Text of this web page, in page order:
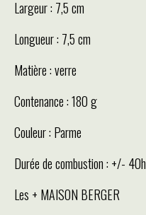
Largeur : 7,5 cm
Longueur : 7,5 cm
Matière : verre
Contenance : 180 g
Couleur : Parme
Durée de combustion : +/- 40h
Les + MAISON BERGER